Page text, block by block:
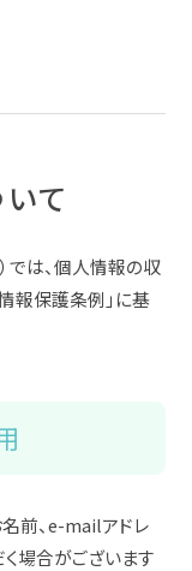
て
では、個人情報の収
報保護条例」に基
前、e-mailアドレ
場合がございます